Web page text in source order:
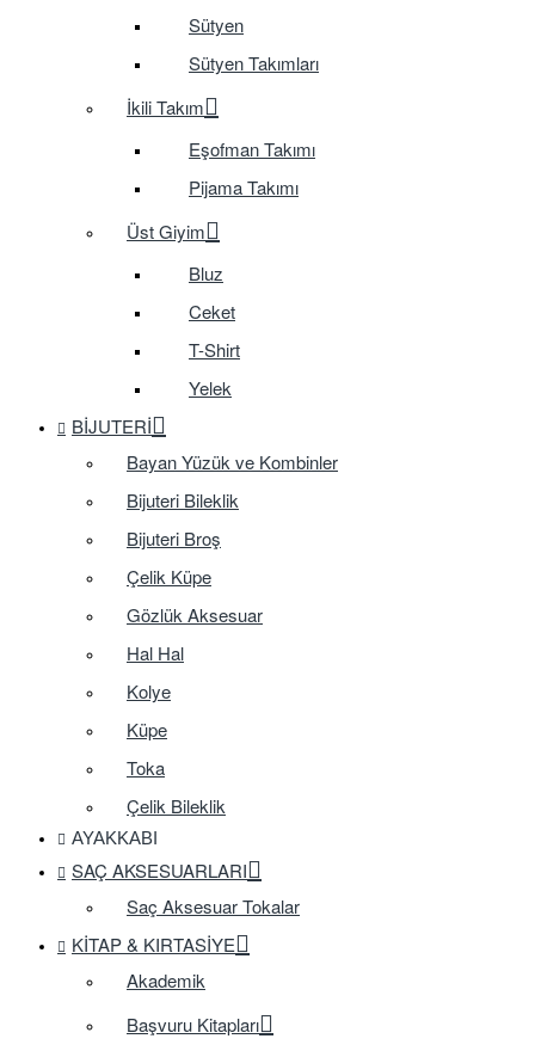
Sütyen
Sütyen Takımları
İkili Takım
Eşofman Takımı
Pijama Takımı
Üst Giyim
Bluz
Ceket
T-Shirt
Yelek
BIJUTERI
Bayan Yüzük ve Kombinler
Bijuteri Bileklik
Bijuteri Broş
Çelik Küpe
Gözlük Aksesuar
Hal Hal
Kolye
Küpe
Toka
Çelik Bileklik
AYAKKABI
SAÇ AKSESUARLARI
Saç Aksesuar Tokalar
KITAP & KIRTASIYE
Akademik
Başvuru Kitapları